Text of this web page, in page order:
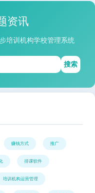
资讯
培训机构学校管理系统
搜索
赚钱方式 推广
排课软件
培训机构运营管理